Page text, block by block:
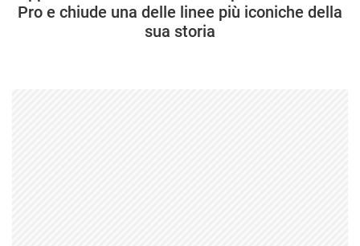
Pro e chiude una delle linee più iconiche della
sua storia